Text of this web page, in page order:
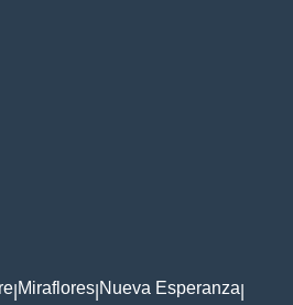
Miraflores Nueva Esperanza